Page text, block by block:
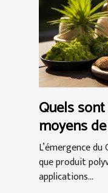
Quels
moyens
et
L’émergence
que produit
applications...